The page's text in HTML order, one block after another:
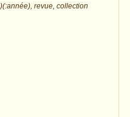
revue, collection